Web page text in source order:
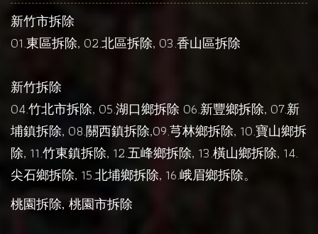
新竹市拆除
01.東區拆除, 02.北區拆除, 03.香山區拆除
新竹拆除
04.竹北市拆除, 05.湖口鄉拆除 06.新豐鄉拆除, 07.新
埔鎮拆除, 08.關西鎮拆除,09.芎林鄉拆除, 10.寶山鄉拆
除, 11.竹東鎮拆除, 12.五峰鄉拆除, 13.橫山鄉拆除, 14.
尖石鄉拆除, 15.北埔鄉拆除, 16.峨眉鄉拆除。
桃園拆除, 桃園市拆除